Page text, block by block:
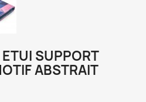
SUPPORT
ABSTRAIT